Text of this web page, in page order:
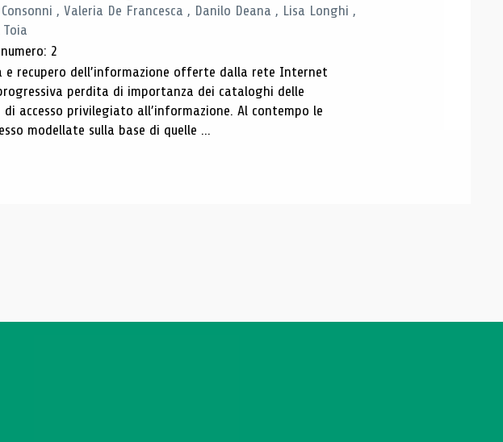
, Valeria De Francesca , Danilo Deana , Lisa Longhi ,
2
e recupero dell’informazione offerte dalla rete Internet
perdita di importanza dei cataloghi delle
accesso privilegiato all’informazione. Al contempo le
modellate sulla base di quelle ...